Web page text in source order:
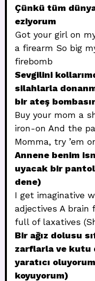
Çünkü tüm
eziyorum
Got your girl on
a firearm So big
firebomb
Sevgilini
silahlarla
bir ateş
Buy your mom a
iron-on And the
Momma, try ’em
Annene benim
uyacak bir
dene)
I get imaginative
adjectives A brain
full of laxatives
Bir ağız dolusu
zarflarla ve kutu
yaratıcı
koyuyorum)